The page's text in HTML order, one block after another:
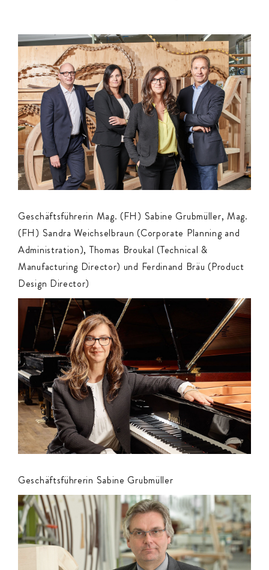
Geschäftsführerin Mag. (FH) Sabine Grubmüller, Mag.
(FH) Sandra Weichselbraun (Corporate Planning and
Administration), Thomas Broukal (Technical &
Manufacturing Director) und Ferdinand Bräu (Product
Design Director)
Geschäftsführerin Sabine Grubmüller